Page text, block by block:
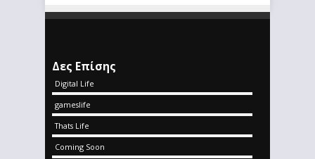
Δες Επίσης
Digital Life
gameslife
Thats Life
Coming Soon